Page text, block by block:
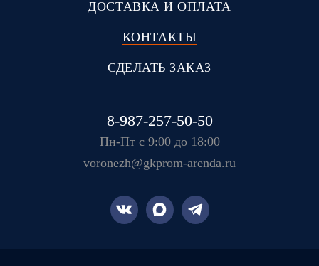
ДОСТАВКА И ОПЛАТА
КОНТАКТЫ
СДЕЛАТЬ ЗАКАЗ
8-987-257-50-50
Пн-Пт с 9:00 до 18:00
voronezh@gkprom-arenda.ru